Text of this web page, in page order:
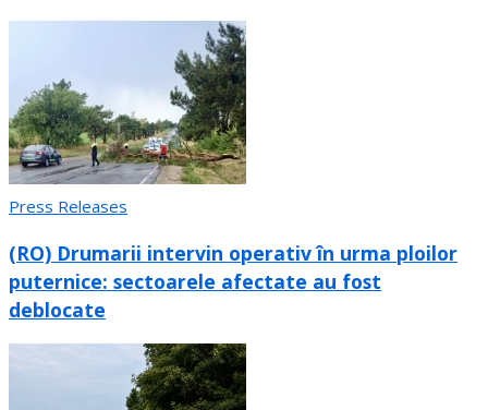
Press Releases
(RO) Drumarii intervin operativ în urma ploilor
puternice: sectoarele afectate au fost
deblocate